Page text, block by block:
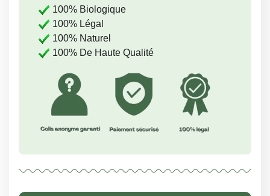
100% Biologique
100% Légal
100% Naturel
100% De Haute Qualité